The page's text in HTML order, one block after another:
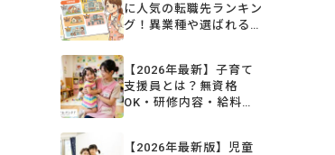
に人気の転職先ランキン
グ！異業種や選ばれる職
【2026年最新】子育て
支援員とは？無資格
OK・研修内容・給料・
【2026年最新版】児童